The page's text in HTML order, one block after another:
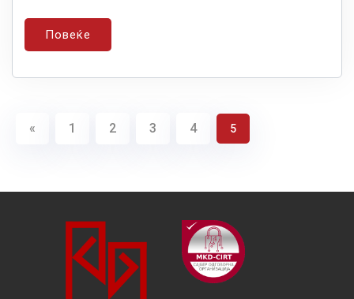
Повеќе
« 1 2 3 4 5